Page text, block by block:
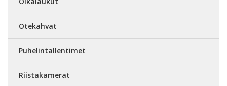
Otekahvat
Puhelintallentimet
Riistakamerat